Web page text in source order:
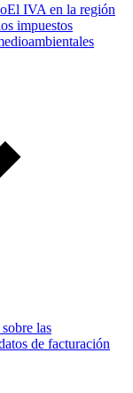
El IVA en la región
impuestos
las
de facturación